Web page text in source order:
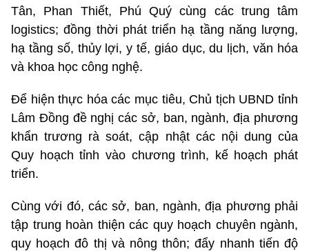
Tân, Phan Thiết, Phú Quý cùng các trung tâm
logistics; đồng thời phát triển hạ tầng năng lượng,
hạ tầng số, thủy lợi, y tế, giáo dục, du lịch, văn hóa
và khoa học công nghệ.
Để hiện thực hóa các mục tiêu, Chủ tịch UBND tỉnh
Lâm Đồng đề nghị các sở, ban, ngành, địa phương
khẩn trương rà soát, cập nhật các nội dung của
Quy hoạch tỉnh vào chương trình, kế hoạch phát
triển.
Cùng với đó, các sở, ban, ngành, địa phương phải
tập trung hoàn thiện các quy hoạch chuyên ngành,
quy hoạch đô thị và nông thôn; đẩy nhanh tiến độ